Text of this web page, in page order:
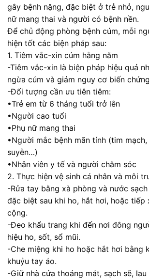
gây bệnh nặng, đặc biệt ở trẻ nhỏ,
nữ mang thai và người có bệnh nền.
Để chủ động phòng bệnh cúm, mỗi
hiện tốt các biện pháp sau:
1. Tiêm vắc-xin cúm hằng năm
-Tiêm vắc-xin là biện pháp hiệu quả
ngừa cúm và giảm nguy cơ biến
-Đối tượng cần ưu tiên tiêm:
•Trẻ em từ 6 tháng tuổi trở lên
•Người cao tuổi
•Phụ nữ mang thai
•Người mắc bệnh mãn tính (tim
suyễn…)
•Nhân viên y tế và người chăm sóc
2. Thực hiện vệ sinh cá nhân và môi
-Rửa tay bằng xà phòng và nước
đặc biệt sau khi ho, hắt hơi, hoặc tiếp
cộng.
-Đeo khẩu trang khi đến nơi đông
hiệu ho, sốt, sổ mũi.
-Che miệng khi ho hoặc hắt hơi bằng
khuỷu tay áo.
-Giữ nhà cửa thoáng mát, sạch sẽ,